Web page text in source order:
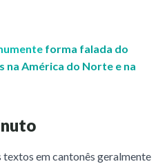
forma falada do
na América do Norte e na
textos em cantonês geralmente